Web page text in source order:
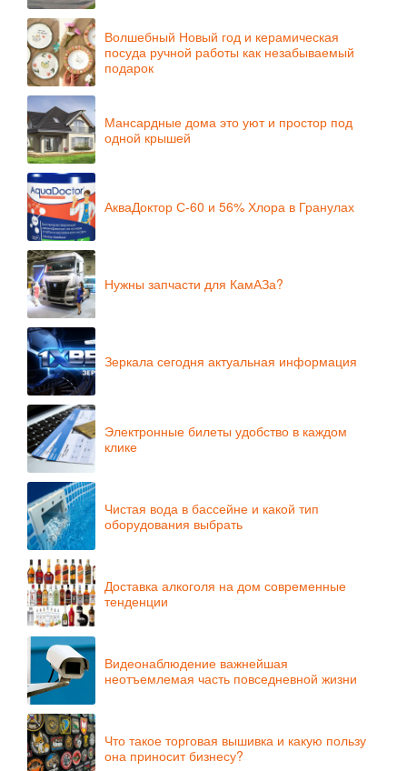
Волшебный Новый год и керамическая
посуда ручной работы как незабываемый
подарок
Мансардные дома это уют и простор под
одной крышей
АкваДоктор С-60 и 56% Хлора в Гранулах
Нужны запчасти для КамАЗа?
Зеркала сегодня актуальная информация
Электронные билеты удобство в каждом
клике
Чистая вода в бассейне и какой тип
оборудования выбрать
Доставка алкоголя на дом современные
тенденции
Видеонаблюдение важнейшая
неотъемлемая часть повседневной жизни
Что такое торговая вышивка и какую пользу
она приносит бизнесу?